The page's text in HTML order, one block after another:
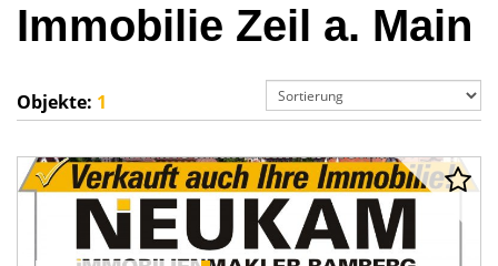
Immobilie Zeil a. Main
Objekte: 1